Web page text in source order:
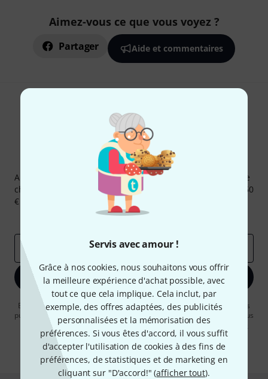
Servis avec amour !
Grâce à nos cookies, nous souhaitons vous offrir
la meilleure expérience d'achat possible, avec
tout ce que cela implique. Cela inclut, par
exemple, des offres adaptées, des publicités
personnalisées et la mémorisation des
préférences. Si vous êtes d'accord, il vous suffit
d'accepter l'utilisation de cookies à des fins de
préférences, de statistiques et de marketing en
cliquant sur "D'accord!" (afficher tout).
Aimez-vous ce que vous voyez ?
Partager Aide et commentaires
Newsletters Thomann
Abonnez-vous à la newsletter Thomann et, avec un peu de
chance, gagnez l'un des 50 bons d'achat d'une valeur de 50
€ chacun!
Articles inspirants
Deals
Adresse e-mail
S'inscrire maintenant
En cliquant sur "S'inscrire maintenant", vous acceptez de recevoir des
publicités par e-mail. La désinscription est possible à tout moment. Vous
pouvez trouver plus d'informations à ce sujet dans notrePolitique de
confidentialité.